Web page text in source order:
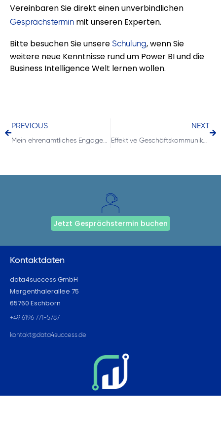
Vereinbaren Sie direkt einen unverbindlichen
Gesprächstermin mit unseren Experten.
Bitte besuchen Sie unsere Schulung, wenn Sie
weitere neue Kenntnisse rund um Power BI und die
Business Intelligence Welt lernen wollen.
PREVIOUS
Mein ehrenamtliches Engagement bei den Stadtferien in Gelnhausen – Dank an data4success für die Unterstützung
NEXT
Effektive Geschäftskommunikation dank IBCS
Jetzt Gesprächstermin buchen
Kontaktdaten
data4success GmbH
Mergenthalerallee 75
65760 Eschborn
+49 6196 771-5787
kontakt@data4success.de